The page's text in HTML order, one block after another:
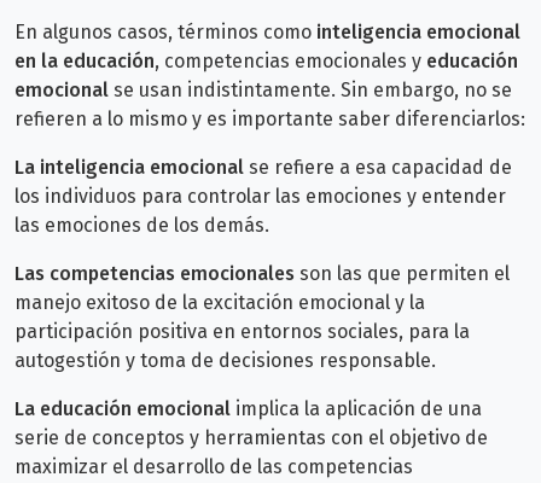
En algunos casos, términos como inteligencia emocional
en la educación, competencias emocionales y educación
emocional se usan indistintamente. Sin embargo, no se
refieren a lo mismo y es importante saber diferenciarlos:
La inteligencia emocional se refiere a esa capacidad de
los individuos para controlar las emociones y entender
las emociones de los demás.
Las competencias emocionales son las que permiten el
manejo exitoso de la excitación emocional y la
participación positiva en entornos sociales, para la
autogestión y toma de decisiones responsable.
La educación emocional implica la aplicación de una
serie de conceptos y herramientas con el objetivo de
maximizar el desarrollo de las competencias